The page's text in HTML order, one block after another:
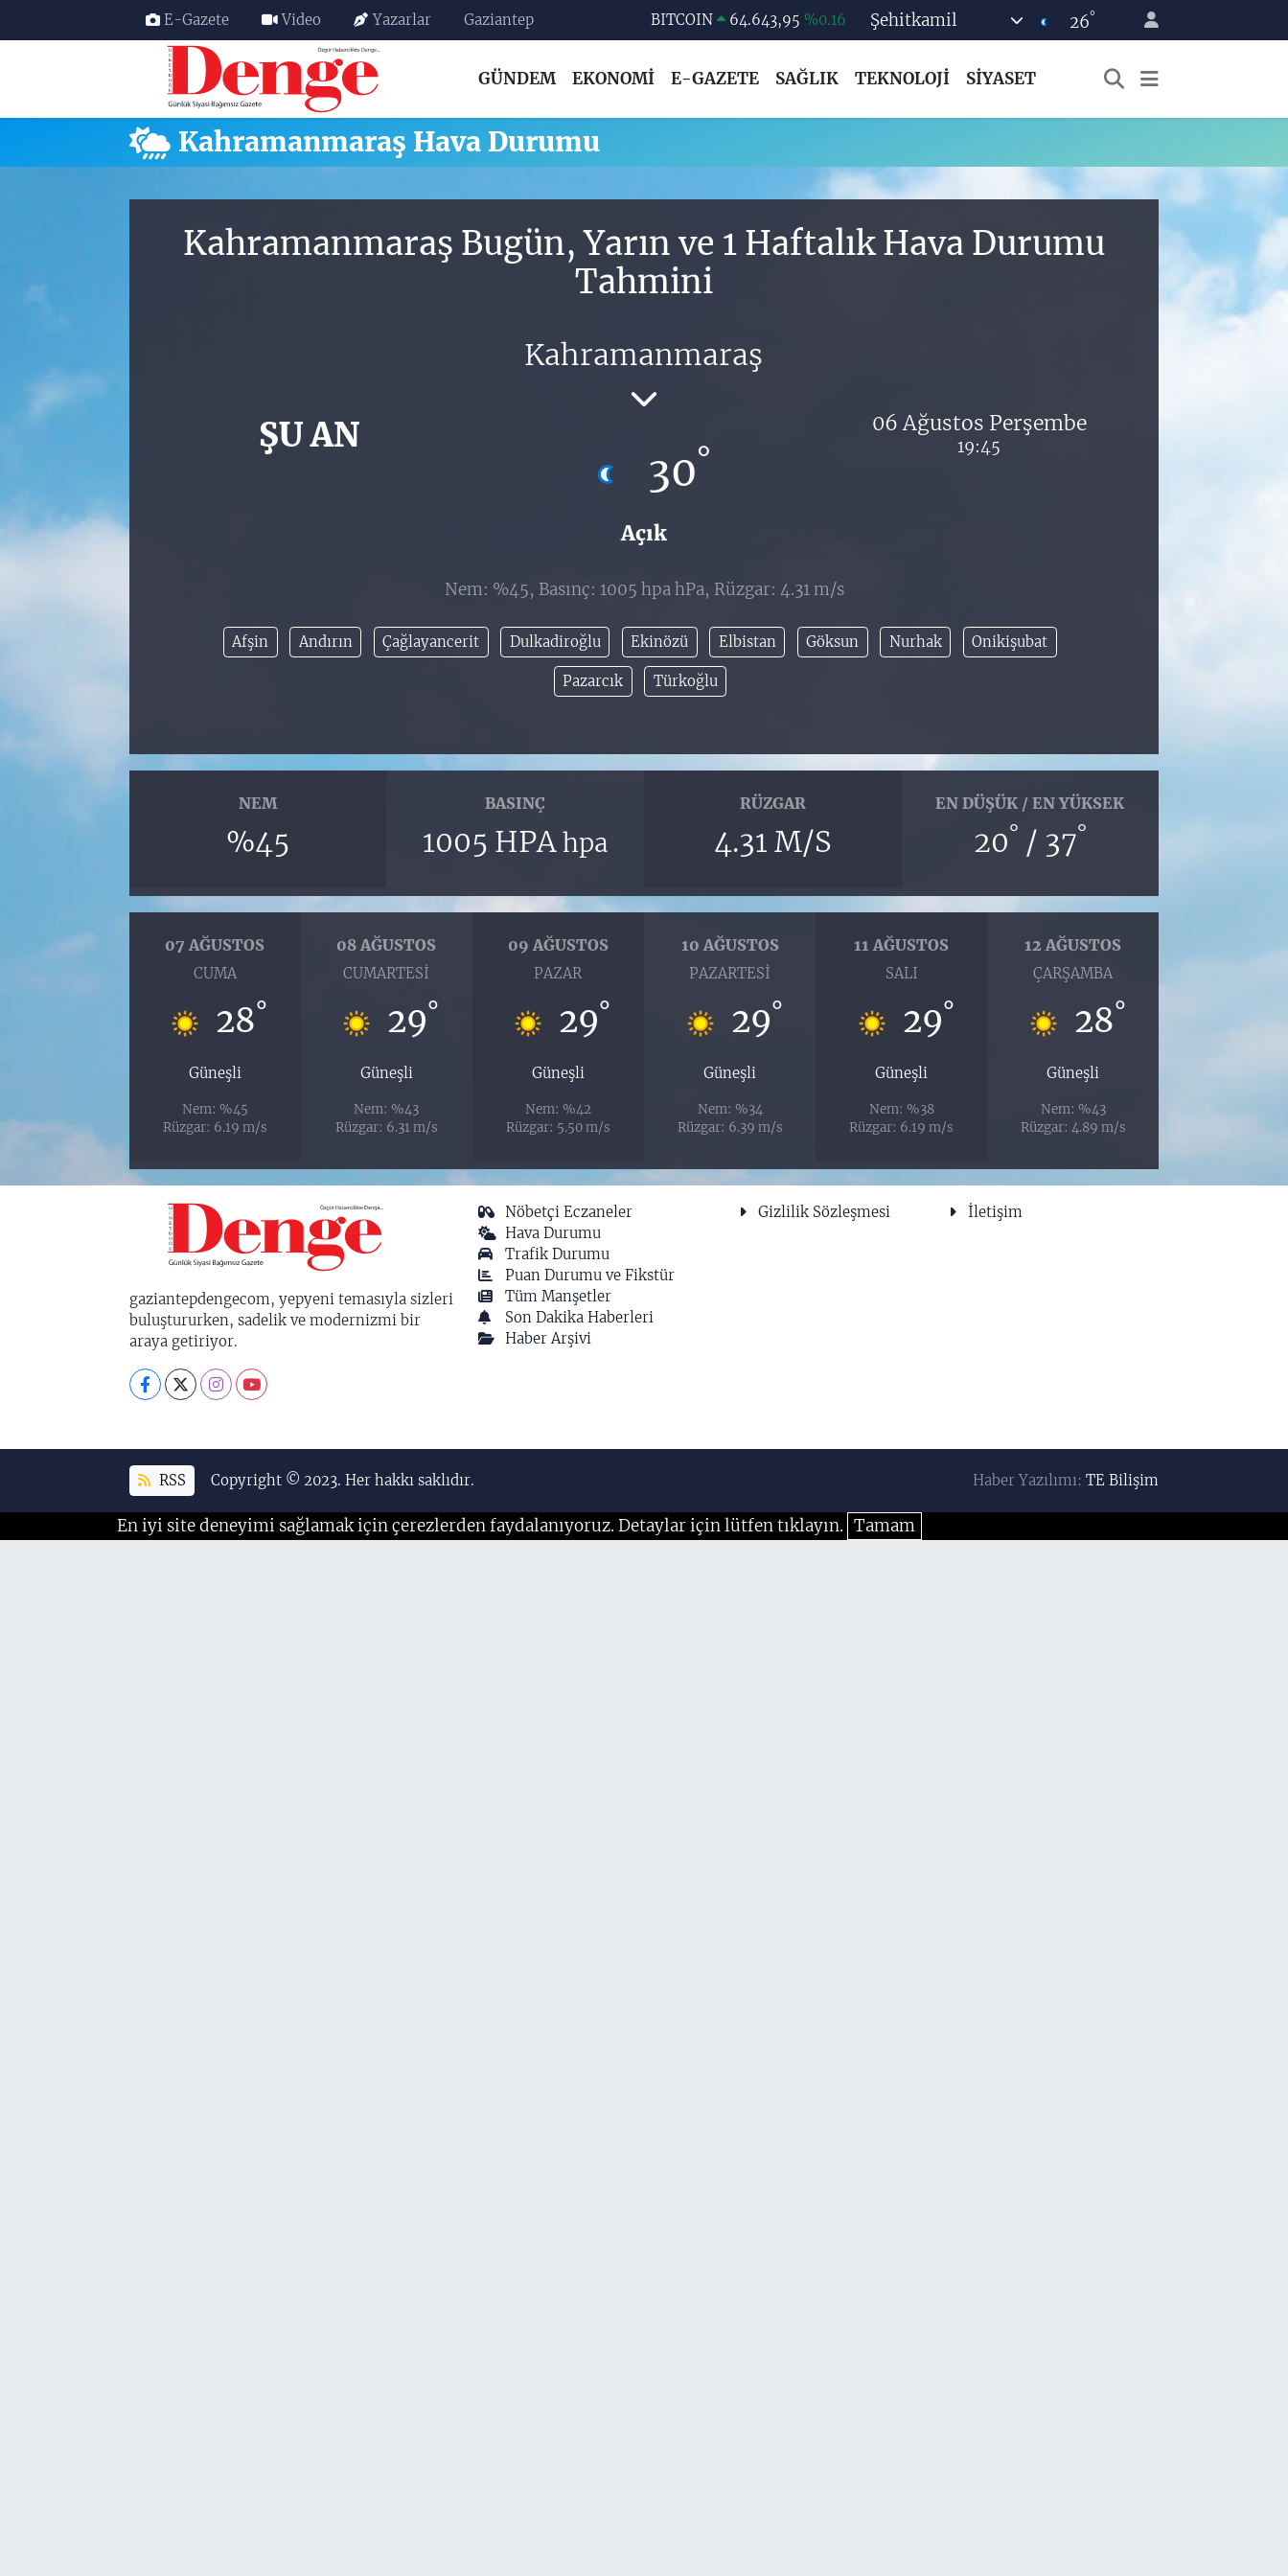
E-Gazete Video Yazarlar Gaziantep BITCOIN 64.643,95 %0.16
EURO
55,0250 %0.02
STERLİN
64,2398 %0.2
13.799
Şehitkamil 26°
GÜNDEM EKONOMİ E-GAZETE SAĞLIK TEKNOLOJİ SİYASET
Kahramanmaraş Hava Durumu
Kahramanmaraş Bugün, Yarın ve 1 Haftalık Hava Durumu
Tahmini
ŞU AN
Kahramanmaraş
30°
Açık
06 Ağustos Perşembe
19:45
Nem: %45, Basınç: 1005 hpa hPa, Rüzgar: 4.31 m/s
Afşin Andırın Çağlayancerit Dulkadiroğlu Ekinözü Elbistan Göksun Nurhak Onikişubat
Pazarcık Türkoğlu
NEM
%45
BASINÇ
1005 HPAhpa
RÜZGAR
4.31 M/S
EN DÜŞÜK / EN YÜKSEK
20° / 37°
07 AĞUSTOS
CUMA
28°
Güneşli
Nem: %45
Rüzgar: 6.19 m/s
08 AĞUSTOS
CUMARTESI
29°
Güneşli
Nem: %43
Rüzgar: 6.31 m/s
09 AĞUSTOS
PAZAR
29°
Güneşli
Nem: %42
Rüzgar: 5.50 m/s
10 AĞUSTOS
PAZARTESI
29°
Güneşli
Nem: %34
Rüzgar: 6.39 m/s
11 AĞUSTOS
SALI
29°
Güneşli
Nem: %38
Rüzgar: 6.19 m/s
12 AĞUSTOS
ÇARŞAMBA
28°
Güneşli
Nem: %43
Rüzgar: 4.89 m/s
gaziantepdengecom, yepyeni temasıyla sizleri
buluştururken, sadelik ve modernizmi bir
araya getiriyor.
Nöbetçi Eczaneler
Hava Durumu
Trafik Durumu
Puan Durumu ve Fikstür
Tüm Manşetler
Son Dakika Haberleri
Haber Arşivi
Gizlilik Sözleşmesi İletişim
RSS Copyright © 2023. Her hakkı saklıdır. Haber Yazılımı:TE Bilişim
En iyi site deneyimi sağlamak için çerezlerden faydalanıyoruz. Detaylar için lütfen tıklayın. Tamam
Nöbetçi Eczaneler
Hava Durumu
Trafik Durumu
Haber Arşivi